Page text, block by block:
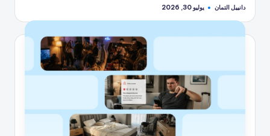
تمّ
بواسطة
دانييل التمان يوليو 30, 2026